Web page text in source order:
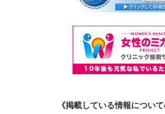
《掲載している情報について